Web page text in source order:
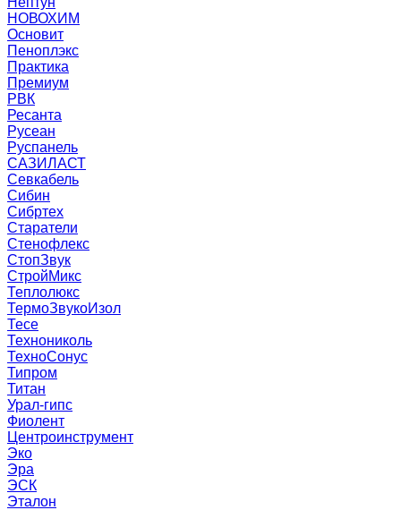
НОВОХИМ
Основит
Пеноплэкс
Практика
Премиум
РВК
Ресанта
Русеан
Руспанель
САЗИЛАСТ
Севкабель
Сибин
Сибртех
Старатели
Стенофлекс
СтопЗвук
СтройМикс
Теплолюкс
ТермоЗвукоИзол
Тесе
Технониколь
ТехноСонус
Типром
Титан
Урал-гипс
Фиолент
Центроинструмент
Эко
Эра
ЭСК
Эталон